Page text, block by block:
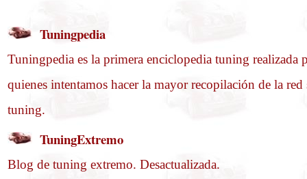
Tuningpedia
Tuningpedia es la primera enciclopedia tuning realizada
quienes intentamos hacer la mayor recopilación de la red
tuning.
TuningExtremo
Blog de tuning extremo. Desactualizada.